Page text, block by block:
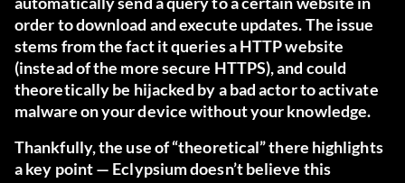
order to download and execute updates. The issue
stems from the fact it queries a HTTP website
(instead of the more secure HTTPS), and could
theoretically be hijacked by a bad actor to activate
malware on your device without your knowledge.
Thankfully, the use of “theoretical” there highlights
a key point — Eclypsium doesn’t believe this